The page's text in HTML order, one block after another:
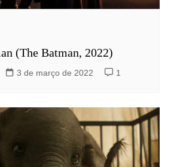
(The Batman, 2022)
3 de março de 2022 1